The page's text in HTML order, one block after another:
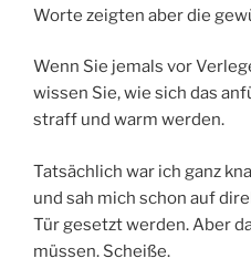
Worte zeigten aber die
Wenn Sie jemals vor
wissen Sie, wie sich das
straff und warm werden.
Tatsächlich war ich ganz
und sah mich schon auf
Tür gesetzt werden. Aber
müssen. Scheiße.